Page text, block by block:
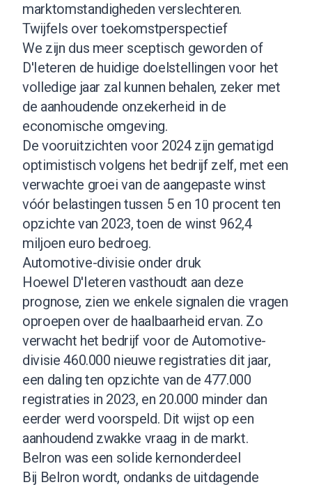
marktomstandigheden verslechteren.
Twijfels over toekomstperspectief
We zijn dus meer sceptisch geworden of
D'Ieteren de huidige doelstellingen voor het
volledige jaar zal kunnen behalen, zeker met
de aanhoudende onzekerheid in de
economische omgeving.
De vooruitzichten voor 2024 zijn gematigd
optimistisch volgens het bedrijf zelf, met een
verwachte groei van de aangepaste winst
vóór belastingen tussen 5 en 10 procent ten
opzichte van 2023, toen de winst 962,4
miljoen euro bedroeg.
Automotive-divisie onder druk
Hoewel D'Ieteren vasthoudt aan deze
prognose, zien we enkele signalen die vragen
oproepen over de haalbaarheid ervan. Zo
verwacht het bedrijf voor de Automotive-
divisie 460.000 nieuwe registraties dit jaar,
een daling ten opzichte van de 477.000
registraties in 2023, en 20.000 minder dan
eerder werd voorspeld. Dit wijst op een
aanhoudend zwakke vraag in de markt.
Belron was een solide kernonderdeel
Bij Belron wordt, ondanks de uitdagende